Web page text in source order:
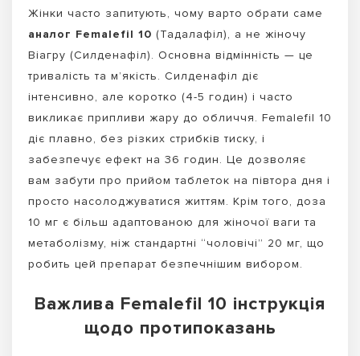
Жінки часто запитують, чому варто обрати саме
аналог Femalefil 10 (Тадалафіл), а не жіночу
Віагру (Силденафіл). Основна відмінність — це
тривалість та м’якість. Силденафіл діє
інтенсивно, але коротко (4-5 годин) і часто
викликає припливи жару до обличчя. Femalefil 10
діє плавно, без різких стрибків тиску, і
забезпечує ефект на 36 годин. Це дозволяє
вам забути про прийом таблеток на півтора дня і
просто насолоджуватися життям. Крім того, доза
10 мг є більш адаптованою для жіночої ваги та
метаболізму, ніж стандартні “чоловічі” 20 мг, що
робить цей препарат безпечнішим вибором.
Важлива Femalefil 10 інструкція
щодо протипоказань